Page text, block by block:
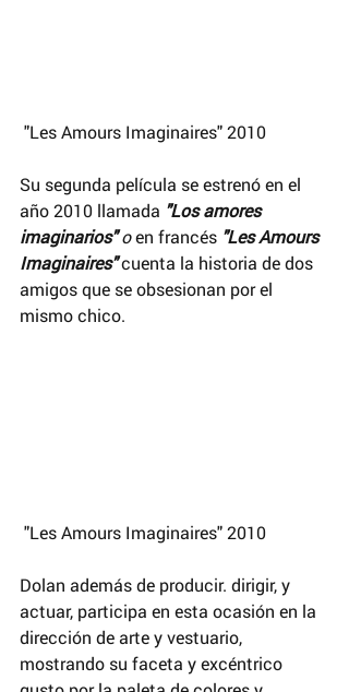
"Les Amours Imaginaires" 2010
Su segunda película se estrenó en el
año 2010 llamada "Los amores
imaginarios" o en francés "Les Amours
Imaginaires" cuenta la historia de dos
amigos que se obsesionan por el
mismo chico.
"Les Amours Imaginaires" 2010
Dolan además de producir. dirigir, y
actuar, participa en esta ocasión en la
dirección de arte y vestuario,
mostrando su faceta y excéntrico